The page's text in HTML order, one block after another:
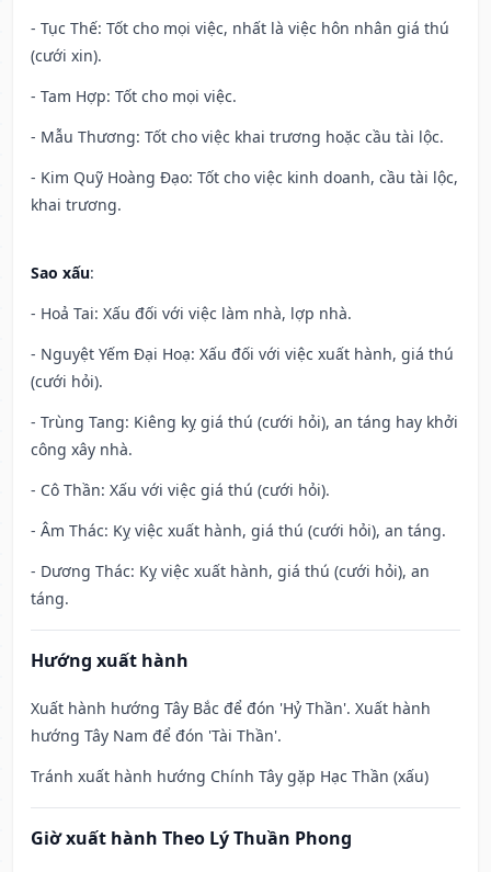
- Tục Thế: Tốt cho mọi việc, nhất là việc hôn nhân giá thú
(cưới xin).
- Tam Hợp: Tốt cho mọi việc.
- Mẫu Thương: Tốt cho việc khai trương hoặc cầu tài lộc.
- Kim Quỹ Hoàng Đạo: Tốt cho việc kinh doanh, cầu tài lộc,
khai trương.
Sao xấu:
- Hoả Tai: Xấu đối với việc làm nhà, lợp nhà.
- Nguyệt Yếm Đại Hoạ: Xấu đối với việc xuất hành, giá thú
(cưới hỏi).
- Trùng Tang: Kiêng kỵ giá thú (cưới hỏi), an táng hay khởi
công xây nhà.
- Cô Thần: Xấu với việc giá thú (cưới hỏi).
- Âm Thác: Kỵ việc xuất hành, giá thú (cưới hỏi), an táng.
- Dương Thác: Kỵ việc xuất hành, giá thú (cưới hỏi), an
táng.
Hướng xuất hành
Xuất hành hướng Tây Bắc để đón 'Hỷ Thần'. Xuất hành
hướng Tây Nam để đón 'Tài Thần'.
Tránh xuất hành hướng Chính Tây gặp Hạc Thần (xấu)
Giờ xuất hành Theo Lý Thuần Phong